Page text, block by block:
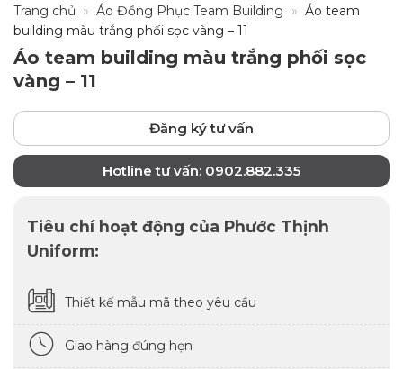
Trang chủ » Áo Đồng Phục Team Building » Áo team
building màu trắng phối sọc vàng – 11
Áo team building màu trắng phối sọc
vàng – 11
Đăng ký tư vấn
Hotline tư vấn: 0902.882.335
Tiêu chí hoạt động của Phước Thịnh
Uniform:
Thiết kế mẫu mã theo yêu cầu
Giao hàng đúng hẹn